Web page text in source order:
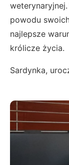
powodu
najlepsze
królicze życia.
Sardynka,